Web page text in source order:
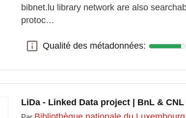
bibnet.lu library network are also
protoc…
Qualité des métadonnées:
Qualité des métadonnées:
LiDa - Linked Data project | BnL & CNL